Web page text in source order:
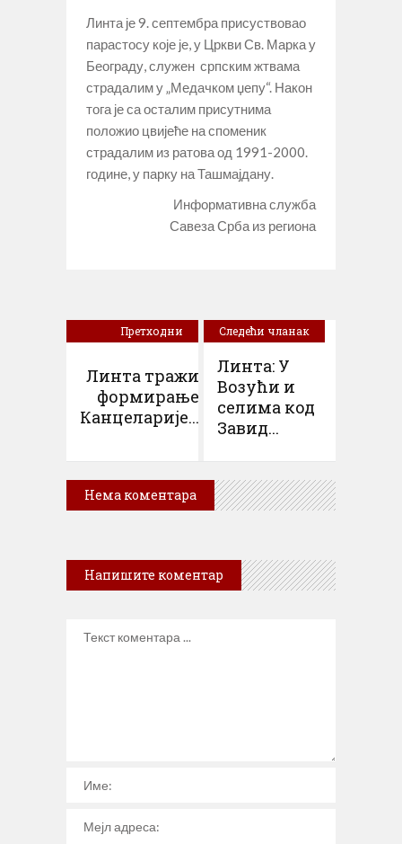
Линта је 9. септембра присуствовао
парастосу које је, у Цркви Св. Марка у
Београду, служен српским жтвама
страдалим у „Медачком џепу“. Након
тога је са осталим присутнима
положио цвијеће на споменик
страдалим из ратова од 1991-2000.
године, у парку на Ташмајдану.
Информативна служба
Савеза Срба из региона
Претходни
Линта тражи
формирање
Канцеларије...
Следећи чланак
Линта: У
Возући и
селима код
Завид...
Нема коментара
Напишите коментар